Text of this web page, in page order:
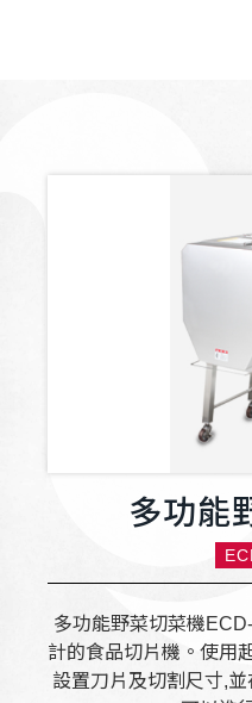
多功能
多功能野菜切菜機
計的食品切片機。使用
設置刀片及切割尺寸,